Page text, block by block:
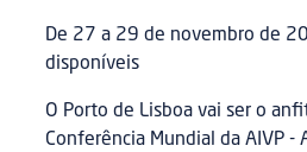
De 27 a 29 de novembro de
disponíveis
O Porto de Lisboa vai ser o
Conferência Mundial da AIVP -